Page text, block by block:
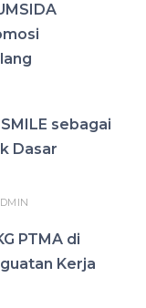
sebagai
Dasar
PTMA di
Kerja